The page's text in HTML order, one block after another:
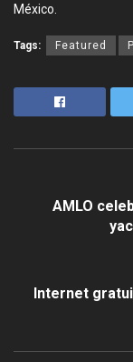
México.
Tags: Featured
AMLO
Internet